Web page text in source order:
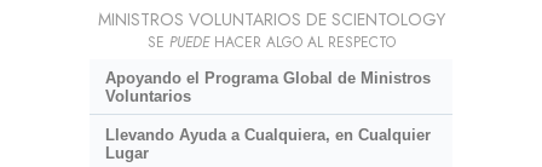
MINISTROS VOLUNTARIOS DE SCIENTOLOGY
SE PUEDEHACER ALGO AL RESPECTO
Apoyando el Programa Global de Ministros
Voluntarios
Llevando Ayuda a Cualquiera, en Cualquier
Lugar